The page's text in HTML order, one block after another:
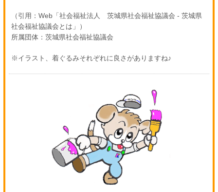
（引用：Web「社会福祉法人 茨城県社会福祉協議会 - 茨城県
社会福祉協議会とは」）
所属団体：茨城県社会福祉協議会
※イラスト、着ぐるみそれぞれに良さがありますね♪